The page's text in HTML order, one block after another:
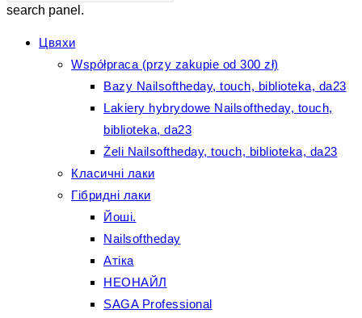
search panel.
Цвяхи
Współpraca (przy zakupie od 300 zł)
Bazy Nailsoftheday, touch, biblioteka, da23
Lakiery hybrydowe Nailsoftheday, touch,
biblioteka, da23
Żeli Nailsoftheday, touch, biblioteka, da23
Класичні лаки
Гібридні лаки
Йоші.
Nailsoftheday
Атіка
НЕОНАЙЛ
SAGA Professional